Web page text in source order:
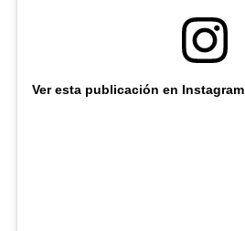
Ver esta publicación en Instagram